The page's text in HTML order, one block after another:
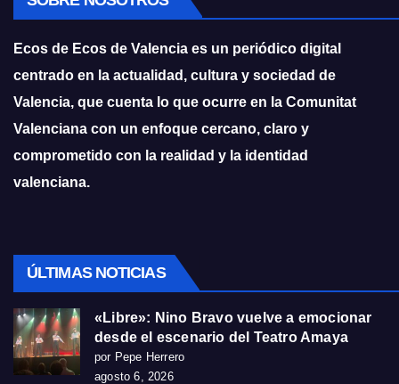
Ecos de Ecos de Valencia es un periódico digital
centrado en la actualidad, cultura y sociedad de
Valencia, que cuenta lo que ocurre en la Comunitat
Valenciana con un enfoque cercano, claro y
comprometido con la realidad y la identidad
valenciana.
ÚLTIMAS NOTICIAS
«Libre»: Nino Bravo vuelve a emocionar
desde el escenario del Teatro Amaya
por Pepe Herrero
agosto 6, 2026